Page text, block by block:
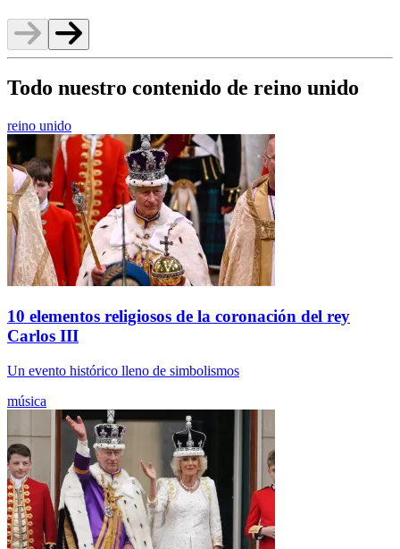
Todo nuestro contenido de reino unido
reino unido
10 elementos religiosos de la coronación del rey
Carlos III
Un evento histórico lleno de simbolismos
música